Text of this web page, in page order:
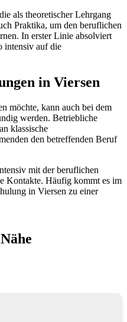
als theoretischer Lehrgang
Praktika, um den beruflichen
In erster Linie absolviert
intensiv auf die
in Viersen
möchte, kann auch bei dem
werden. Betriebliche
klassische
den betreffenden Beruf
mit der beruflichen
Kontakte. Häufig kommt es im
in Viersen zu einer